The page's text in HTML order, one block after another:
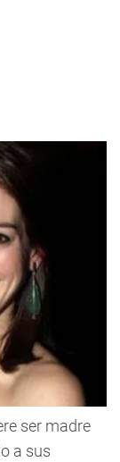
ser madre
a sus